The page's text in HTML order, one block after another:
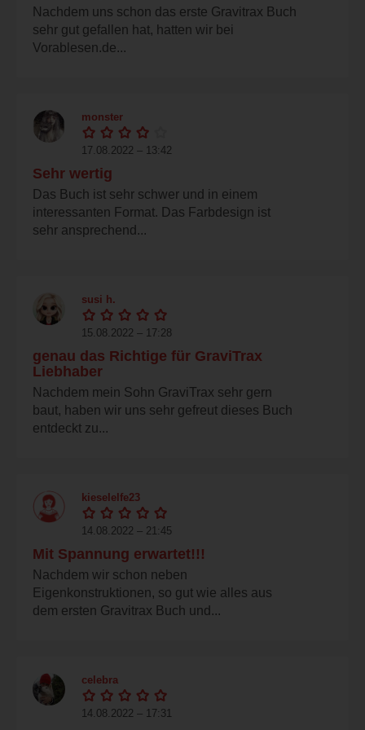
Nachdem uns schon das erste Gravitrax Buch
sehr gut gefallen hat, hatten wir bei
Vorablesen.de...
monster
17.08.2022 – 13:42
Sehr wertig
Das Buch ist sehr schwer und in einem
interessanten Format. Das Farbdesign ist
sehr ansprechend...
susi h.
15.08.2022 – 17:28
genau das Richtige für GraviTrax
Liebhaber
Nachdem mein Sohn GraviTrax sehr gern
baut, haben wir uns sehr gefreut dieses Buch
entdeckt zu...
kieselelfe23
14.08.2022 – 21:45
Mit Spannung erwartet!!!
Nachdem wir schon neben
Eigenkonstruktionen, so gut wie alles aus
dem ersten Gravitrax Buch und...
celebra
14.08.2022 – 17:31